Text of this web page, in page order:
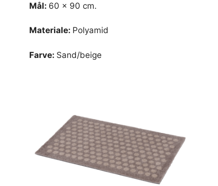
Mål: 60 x 90 cm.
Materiale: Polyamid
Farve: Sand/beige